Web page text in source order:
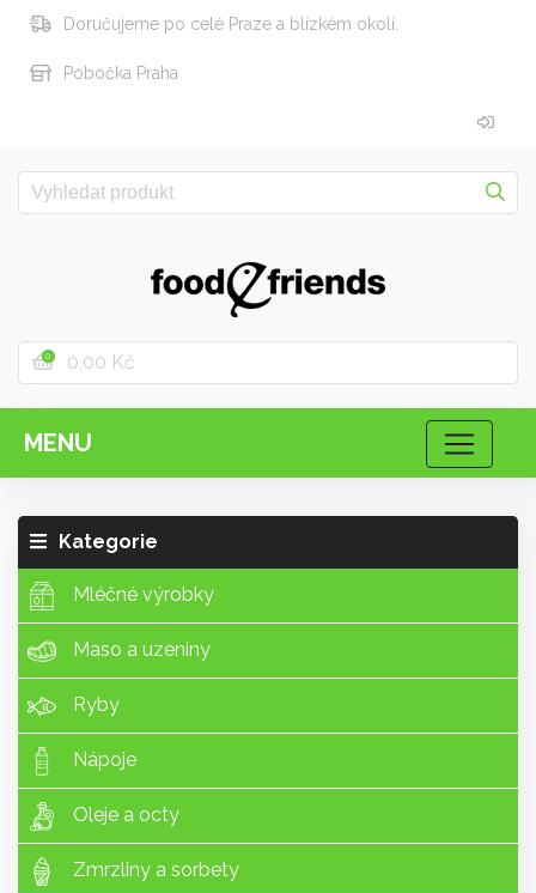
Doručujeme po celé Praze a blízkém okolí.
Pobočka Praha
0 0,00 Kč
MENU
Kategorie
Mléčné výrobky
Maso a uzeniny
Ryby
Nápoje
Oleje a octy
Zmrzliny a sorbety